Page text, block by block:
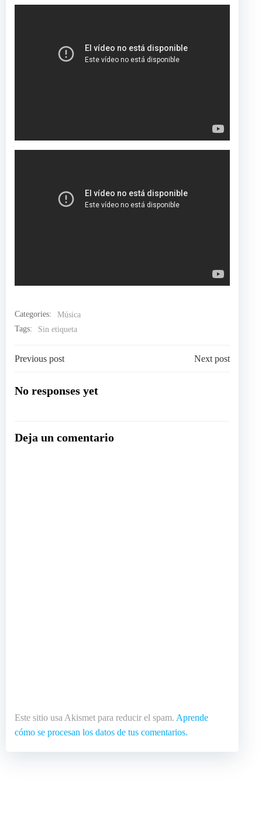
Categories:
Música
Tags:
Sin etiqueta
Navegación
por
entradas
Previous post
Navegación
Next post
No responses yet
Deja un comentario
Este sitio usa Akismet para reducir el spam. Aprende
cómo se procesan los datos de tus comentarios.